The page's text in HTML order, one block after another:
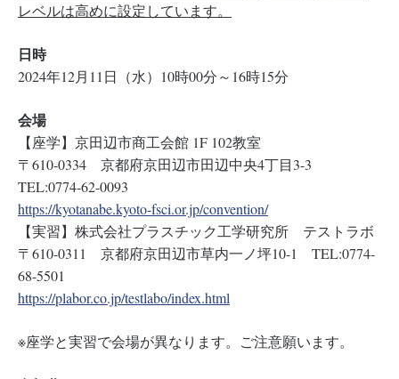
レベルは高めに設定しています。
日時
2024年12月11日（水）10時00分～16時15分
会場
【座学】京田辺市商工会館 1F 102教室
〒610-0334 京都府京田辺市田辺中央4丁目3-3
TEL:0774-62-0093
https://kyotanabe.kyoto-fsci.or.jp/convention/
【実習】株式会社プラスチック工学研究所 テストラボ
〒610-0311 京都府京田辺市草内一ノ坪10-1 TEL:0774-
68-5501
https://plabor.co.jp/testlabo/index.html
※座学と実習で会場が異なります。ご注意願います。